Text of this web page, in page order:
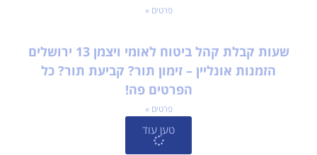
פרטים »
שעות קבלת קהל ביטוח לאומי ויצמן 13 ירושלים
הזמנות אונליין – זימון תור? קביעת תור? כל
הפרטים פה!
פרטים »
טען עוד